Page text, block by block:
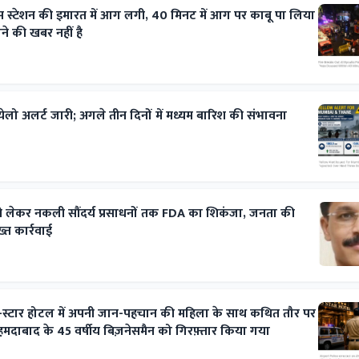
की इमारत में आग लगी, 40 मिनट में आग पर काबू पा लिया
की खबर नहीं है
अलर्ट जारी; अगले तीन दिनों में मध्यम बारिश की संभावना
से लेकर नकली सौंदर्य प्रसाधनों तक FDA का शिकंजा, जनता की
कार्रवाई
होटल में अपनी जान-पहचान की महिला के साथ कथित तौर पर
के 45 वर्षीय बिज़नेसमैन को गिरफ़्तार किया गया